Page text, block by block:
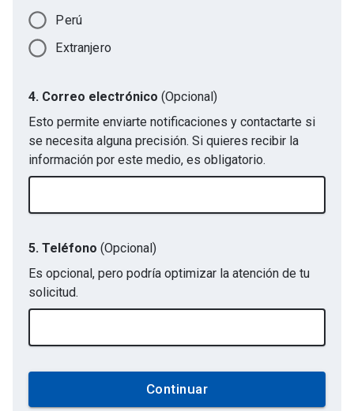
Perú
Extranjero
4. Correo electrónico (Opcional)
Esto permite enviarte notificaciones y contactarte si
se necesita alguna precisión. Si quieres recibir la
información por este medio, es obligatorio.
5. Teléfono (Opcional)
Es opcional, pero podría optimizar la atención de tu
solicitud.
Continuar